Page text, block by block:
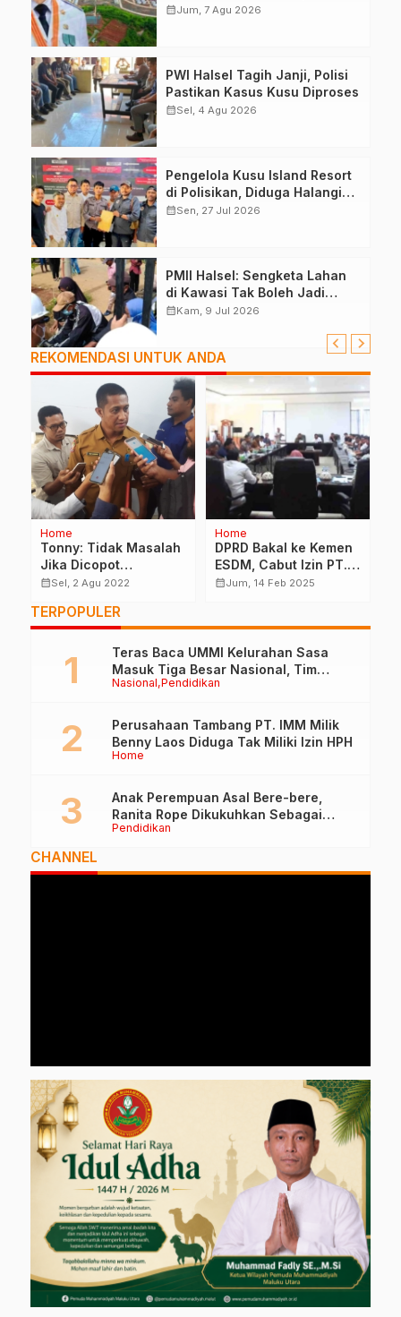
calendar_monthJum, 7 Agu 2026
PWI Halsel Tagih Janji, Polisi
Pastikan Kasus Kusu Diproses
calendar_monthSel, 4 Agu 2026
Pengelola Kusu Island Resort
di Polisikan, Diduga Halangi
Kerja Jurnalis
calendar_monthSen, 27 Jul 2026
PMII Halsel: Sengketa Lahan
di Kawasi Tak Boleh Jadi
Alasan Aksi Anarkis
calendar_monthKam, 9 Jul 2026
REKOMENDASI UNTUK ANDA
Tidak Masalah
Dicopot
Sebagai
2 Agu 2022
DPRD Bakal ke Kemen
ESDM, Cabut Izin PT.
IMS Jika Dokumen Tak
Jum, 14 Feb 2025
PT. IMM
TERPOPULER
Nasional Pendidikan
Teras Baca UMMI Kelurahan Sasa
Masuk Tiga Besar Nasional, Tim
Penilai Lakukan Visitasi di Ternate
Home
Perusahaan Tambang PT. IMM Milik
Benny Laos Diduga Tak Miliki Izin HPH
Pendidikan
Anak Perempuan Asal Bere-bere,
Ranita Rope Dikukuhkan Sebagai
Guru Besar dan Rektor Ummu
CHANNEL